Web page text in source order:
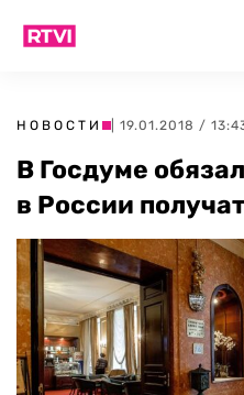
НОВОСТИ | 19.01.2018 /
В Госдуме
в России